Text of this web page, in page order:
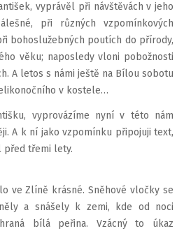
vyprávěl při návštěvách v jeho
při různých vzpomínkových
bohoslužebných poutích do přírody,
věku; naposledy vloni pobožnosti
A letos s námi ještě na Bílou sobotu
v kostele…
vyprovázíme nyní v této nám
A k ní jako vzpomínku připojuji text,
před třemi lety.
ve Zlíně krásné. Sněhové vločky se
a snášely k zemi, kde od noci
bílá peřina. Vzácný to úkaz